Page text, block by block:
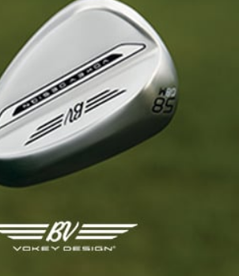
16 JUIL. 2026 | THE OPEN, TOUR 1
Lev Grinberg : « Pas beaucoup de
stress aujourd’hui ! »
24 JUIN. 2026 | RYDER CUP 2027
Après Edoardo, Francesco Molinari
rejoint Luke Donald en tant que vice-